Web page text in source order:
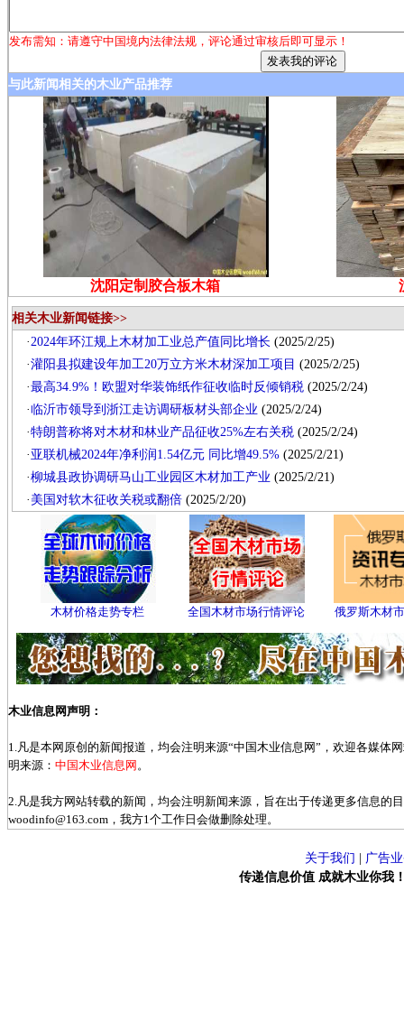
发布需知：请遵守中国境内法律法规，评论通过审核后即可显示！
与此新闻相关的木业产品推荐
沈阳定制胶合板木箱
相关木业新闻链接>>
·2024年环江规上木材加工业总产值同比增长 (2025/2/25)
·灌阳县拟建设年加工20万立方米木材深加工项目 (2025/2/25)
·最高34.9%！欧盟对华装饰纸作征收临时反倾销税 (2025/2/24)
·临沂市领导到浙江走访调研板材头部企业 (2025/2/24)
·特朗普称将对木材和林业产品征收25%左右关税 (2025/2/24)
· 亚联机械2024年净利润1.54亿元 同比增49.5% (2025/2/21)
·柳城县政协调研马山工业园区木材加工产业 (2025/2/21)
· 美国对软木征收关税或翻倍 (2025/2/20)
木材价格走势专栏 全国木材市场行情评论 俄罗斯木材
木业信息网声明：
1.凡是本网原创的新闻报道，均会注明来源“中国木业信息网”，欢迎各媒体
明来源： 中国木业信息网 。
2.凡是我方网站转载的新闻，均会注明新闻来源，旨在出于传递更多信息的
woodinfo@163.com，我方1个工作日会做删除处理。
关于我们
广告
传递信息价值 成就木业你我